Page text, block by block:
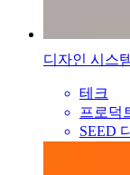
디자인 시스
테크
프로덕
SEED